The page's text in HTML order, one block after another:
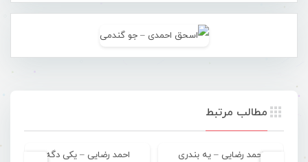
مطالب مرتبط
احمد رضایی – یه بندری احمد رضایی – یکی دگه